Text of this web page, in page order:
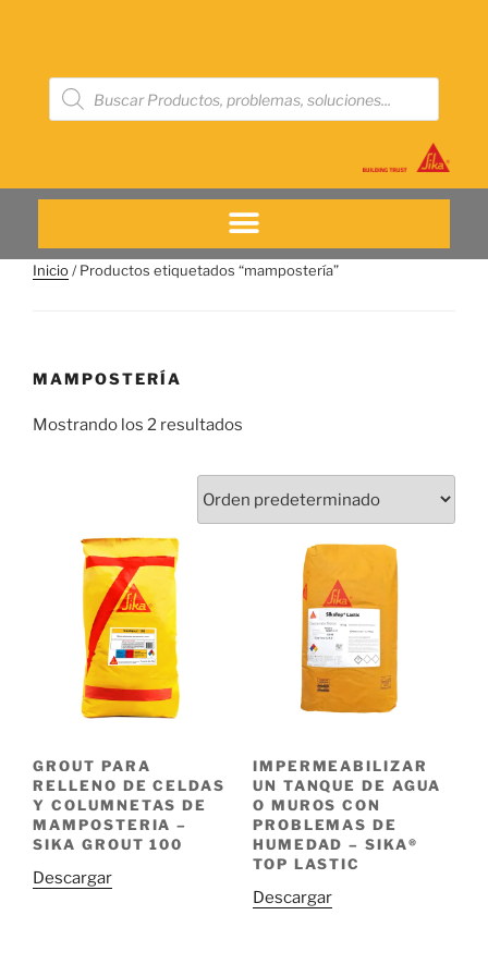
Inicio/ Productos etiquetados “mampostería”
MAMPOSTERÍA
Mostrando los 2 resultados
GROUT PARA
RELLENO DE CELDAS
Y COLUMNETAS DE
MAMPOSTERIA –
SIKA GROUT 100
Descargar
IMPERMEABILIZAR
UN TANQUE DE AGUA
O MUROS CON
PROBLEMAS DE
HUMEDAD – SIKA®
TOP LASTIC
Descargar